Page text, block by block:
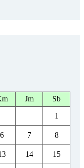
Jm Sb
1
6 7 8
14 15